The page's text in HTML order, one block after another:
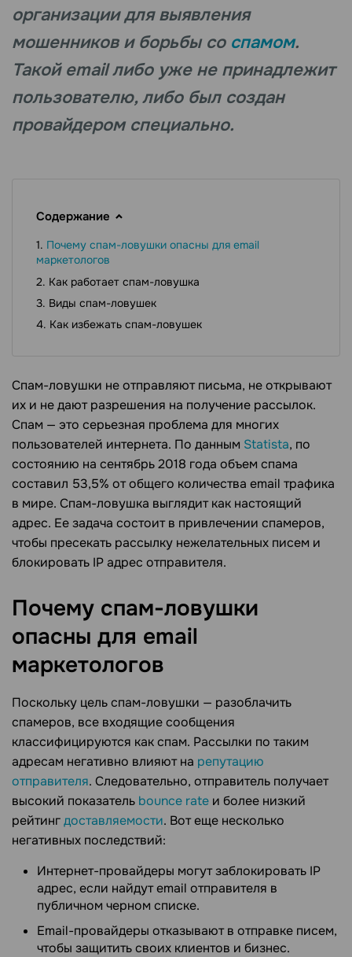
организации для выявления
мошенников и борьбы со спамом.
Такой email либо уже не принадлежит
пользователю, либо был создан
провайдером специально.
Содержание
Почему спам-ловушки опасны для email
маркетологов
Как работает спам-ловушка
Виды спам-ловушек
Как избежать спам-ловушек
Спам-ловушки не отправляют письма, не открывают
их и не дают разрешения на получение рассылок.
Спам — это серьезная проблема для многих
пользователей интернета. По данным Statista, по
состоянию на сентябрь 2018 года объем спама
составил 53,5% от общего количества email трафика
в мире. Спам-ловушка выглядит как настоящий
адрес. Ее задача состоит в привлечении спамеров,
чтобы пресекать рассылку нежелательных писем и
блокировать IP адрес отправителя.
Почему спам-ловушки
опасны для email
маркетологов
Поскольку цель спам-ловушки — разоблачить
спамеров, все входящие сообщения
классифицируются как спам. Рассылки по таким
адресам негативно влияют на репутацию
отправителя. Следовательно, отправитель получает
высокий показатель bounce rate и более низкий
рейтингдоставляемости. Вот еще несколько
негативных последствий:
Интернет-провайдеры могут заблокировать IP
адрес, если найдут email отправителя в
публичном черном списке.
Email-провайдеры отказывают в отправке писем,
чтобы защитить своих клиентов и бизнес.